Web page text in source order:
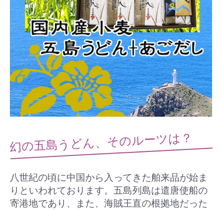
幻の五島うどん、そのルーツは？
八世紀の頃に中国から入ってきた舶来品が始ま
りといわれております。五島列島は遣唐使船の
寄港地であり、また、海賊王直の根拠地だった